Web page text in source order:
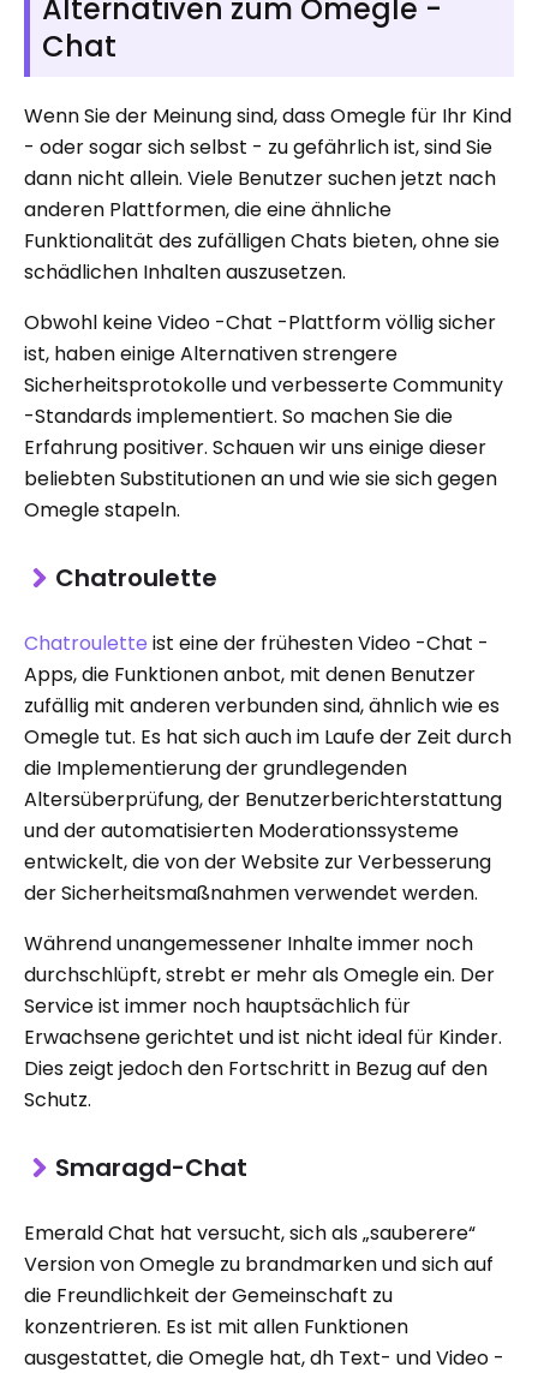
Alternativen zum Omegle -
Chat
Wenn Sie der Meinung sind, dass Omegle für Ihr Kind
- oder sogar sich selbst - zu gefährlich ist, sind Sie
dann nicht allein. Viele Benutzer suchen jetzt nach
anderen Plattformen, die eine ähnliche
Funktionalität des zufälligen Chats bieten, ohne sie
schädlichen Inhalten auszusetzen.
Obwohl keine Video -Chat -Plattform völlig sicher
ist, haben einige Alternativen strengere
Sicherheitsprotokolle und verbesserte Community
-Standards implementiert. So machen Sie die
Erfahrung positiver. Schauen wir uns einige dieser
beliebten Substitutionen an und wie sie sich gegen
Omegle stapeln.
Chatroulette
Chatroulette ist eine der frühesten Video -Chat -
Apps, die Funktionen anbot, mit denen Benutzer
zufällig mit anderen verbunden sind, ähnlich wie es
Omegle tut. Es hat sich auch im Laufe der Zeit durch
die Implementierung der grundlegenden
Altersüberprüfung, der Benutzerberichterstattung
und der automatisierten Moderationssysteme
entwickelt, die von der Website zur Verbesserung
der Sicherheitsmaßnahmen verwendet werden.
Während unangemessener Inhalte immer noch
durchschlüpft, strebt er mehr als Omegle ein. Der
Service ist immer noch hauptsächlich für
Erwachsene gerichtet und ist nicht ideal für Kinder.
Dies zeigt jedoch den Fortschritt in Bezug auf den
Schutz.
Smaragd-Chat
Emerald Chat hat versucht, sich als „sauberere“
Version von Omegle zu brandmarken und sich auf
die Freundlichkeit der Gemeinschaft zu
konzentrieren. Es ist mit allen Funktionen
ausgestattet, die Omegle hat, dh Text- und Video -